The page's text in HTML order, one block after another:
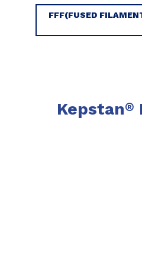
FFF(FUSED
Kepstan®